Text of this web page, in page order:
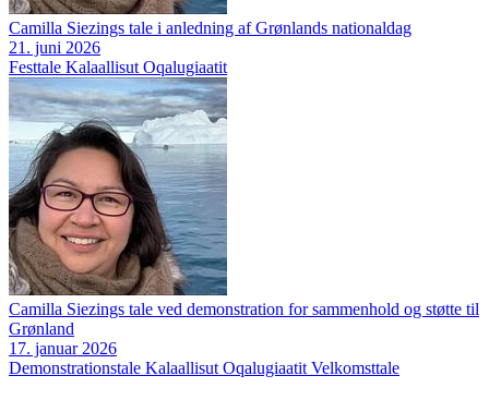
Camilla Siezings tale i anledning af Grønlands nationaldag
21. juni 2026
Festtale Kalaallisut Oqalugiaatit
Camilla Siezings tale ved demonstration for sammenhold og støtte til
Grønland
17. januar 2026
Demonstrationstale Kalaallisut Oqalugiaatit Velkomsttale